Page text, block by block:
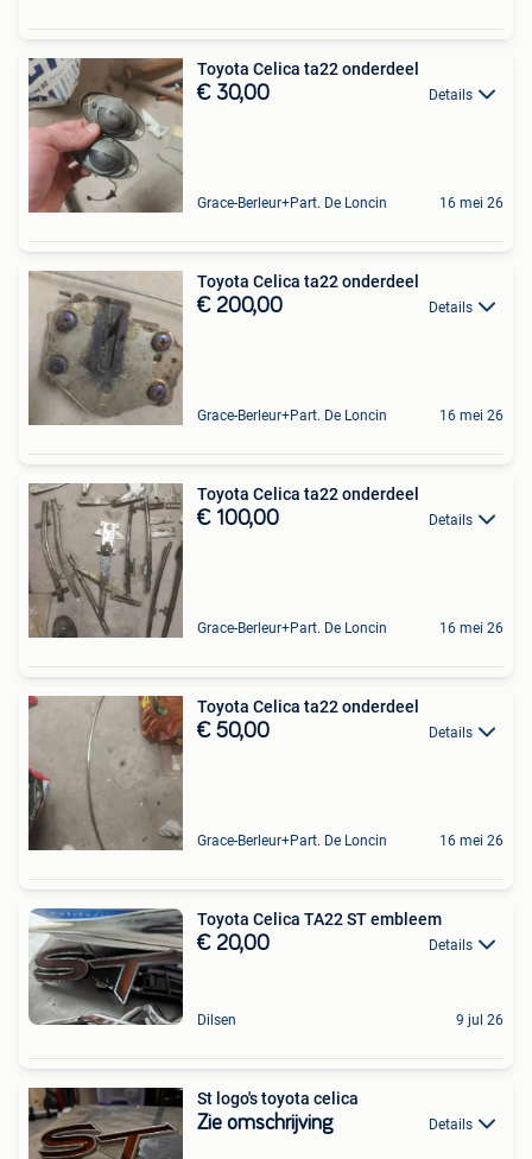
Toyota Celica ta22 onderdeel
€ 30,00 Details
Grace-Berleur+Part. De Loncin 16 mei 26
Toyota Celica ta22 onderdeel
€ 200,00 Details
Grace-Berleur+Part. De Loncin 16 mei 26
Toyota Celica ta22 onderdeel
€ 100,00 Details
Grace-Berleur+Part. De Loncin 16 mei 26
Toyota Celica ta22 onderdeel
€ 50,00 Details
Grace-Berleur+Part. De Loncin 16 mei 26
Toyota Celica TA22 ST embleem
€ 20,00 Details
Dilsen 9 jul 26
St logo's toyota celica
Zie omschrijving Details